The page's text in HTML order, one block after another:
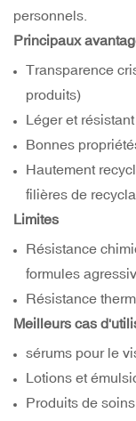
personnels.
Principaux
Transparence
produits)
Léger et
Bonnes
Hautement
filières de
Limites
Résistance
formules
Résistance
Meilleurs cas
sérums pour le
Lotions et
Produits de